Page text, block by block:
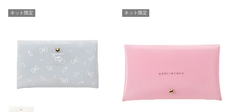
ネット限定 ネット限定